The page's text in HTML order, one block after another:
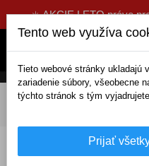
☀️ AKCIE LETO práve
DOMOV Exteriérové
Puklice 14 TREND
Tento web využíva
Tieto webové stránky ukladajú
zariadenie súbory, všeobecne
týchto stránok s tým
Prijať